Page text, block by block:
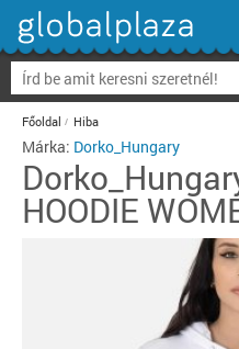
Főoldal Hiba
Márka: Dorko_Hungary
HOODIE